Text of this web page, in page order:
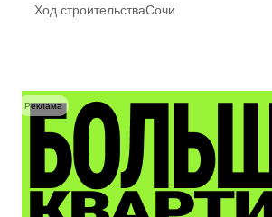
Ход строительстваСочи
Реклама